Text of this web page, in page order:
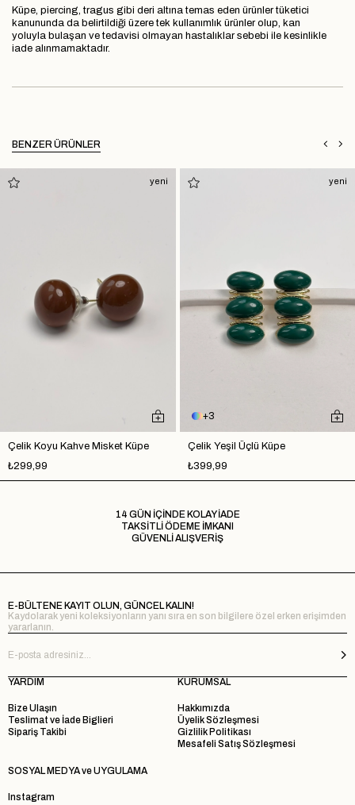
Küpe, piercing, tragus gibi deri altına temas eden ürünler tüketici
kanununda da belirtildiği üzere tek kullanımlık ürünler olup, kan
yoluyla bulaşan ve tedavisi olmayan hastalıklar sebebi ile kesinlikle
iade alınmamaktadır.
BENZER ÜRÜNLER
Çelik Koyu Kahve Misket Küpe
₺299,99
yeni
3
Çelik Yeşil Üçlü Küpe
₺399,99
yeni
14 GÜN İÇİNDE KOLAY İADE
TAKSİTLİ ÖDEME İMKANI
GÜVENLİ ALIŞVERİŞ
E-BÜLTENE KAYIT OLUN, GÜNCEL KALIN!
Kaydolarak yeni koleksiyonların yanı sıra en son bilgilere özel erken erişimden
yararlanın.
YARDIM
Bize Ulaşın
Teslimat ve İade Biglieri
Sipariş Takibi
KURUMSAL
Hakkımızda
Üyelik Sözleşmesi
Gizlilik Politikası
Mesafeli Satış Sözleşmesi
SOSYAL MEDYA ve UYGULAMA
Instagram